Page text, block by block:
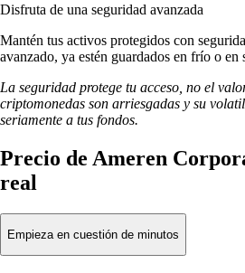
Disfruta de una seguridad avanzada
Mantén tus activos protegidos con
avanzado, ya estén guardados en frío o en
La seguridad protege tu acceso, no el
criptomonedas son arriesgadas y su
seriamente a tus fondos.
Precio de Ameren
real
Empieza en cuestión de minutos